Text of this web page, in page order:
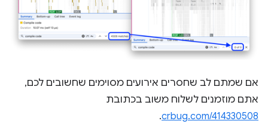
אם שמתם לב שחסרים אירועים מסוימים שחשובים לכם,
אתם מוזמנים לשלוח משוב בכתובת
crbug.com/414330508
.